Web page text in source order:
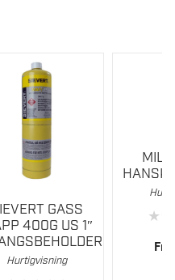
GASS
400G US 1″
Hurtigvisning
★
produktet